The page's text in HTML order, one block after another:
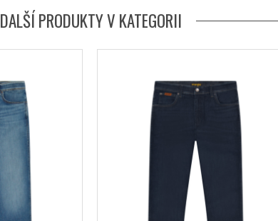
DALŠÍ PRODUKTY V KATEGORII